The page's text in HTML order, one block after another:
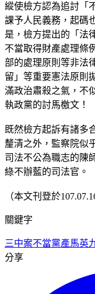
縱使檢方認為追討「
課予人民義務，起碼
是，檢方提出的「法
不當取得財產處理條
部的處理原則等非法
留」等重要憲法原則
滿政治肅殺之氣，不
執政黨的討馬檄文！
既然檢方起訴有諸多
釐清之外，監察院似
司法不公為職志的陳
綠不辦藍的司法官。
（本文刊登於
關鍵字
三中案不當黨產馬英
分享